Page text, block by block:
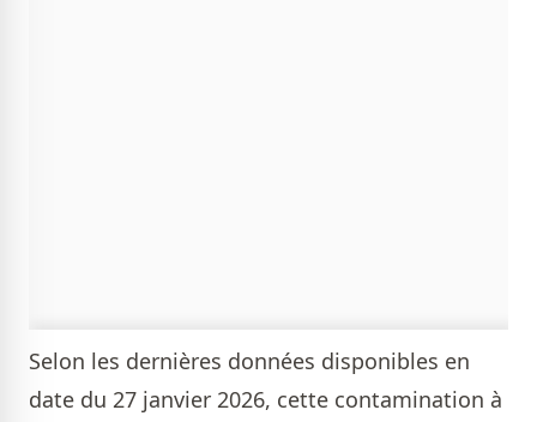
Selon les dernières données disponibles en
date du 27 janvier 2026, cette contamination à